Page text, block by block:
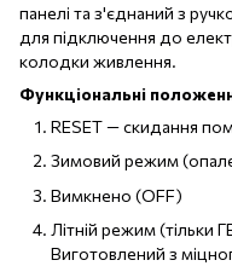
панелі та з'єднаний з
для підключення до
колодки живлення.
Функціональні
RESET — скидання
Зимовий режим
Вимкнено (OFF)
Літній режим (тільки
Виготовлений з